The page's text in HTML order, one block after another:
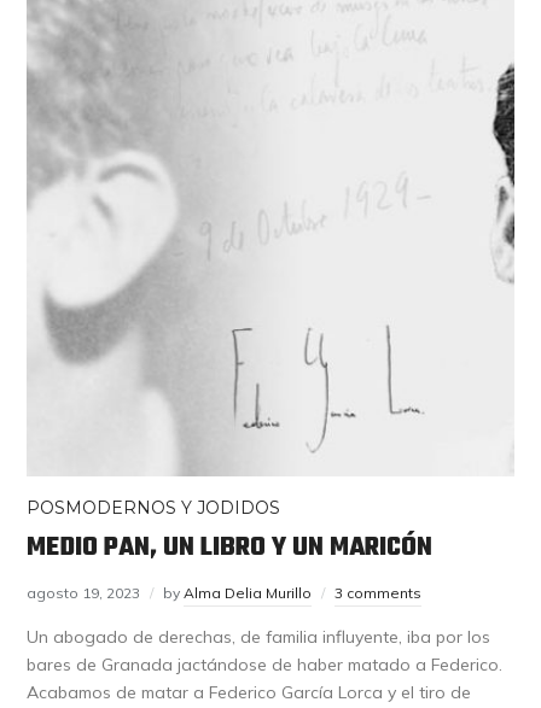
POSMODERNOS Y JODIDOS
MEDIO PAN, UN LIBRO Y UN MARICÓN
agosto 19, 2023 byAlma Delia Murillo 3 comments
Un abogado de derechas, de familia influyente, iba por los
bares de Granada jactándose de haber matado a Federico.
Acabamos de matar a Federico García Lorca y el tiro de